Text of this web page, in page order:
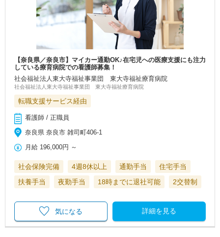
【奈良県／奈良市】マイカー通勤OK♪在宅児への医療支援にも注力
している療育病院での看護師募集！
社会福祉法人東大寺福祉事業団 東大寺福祉療育病院
社会福祉法人東大寺福祉事業団 東大寺福祉療育病院
転職支援サービス経由
看護師 / 正職員
奈良県 奈良市 雑司町406-1
月給 196,000円 ～
社会保険完備 4週8休以上 通勤手当
住宅手当
扶養手当
夜勤手当 18時までに退社可能 2交替制
詳細を見る
気になる